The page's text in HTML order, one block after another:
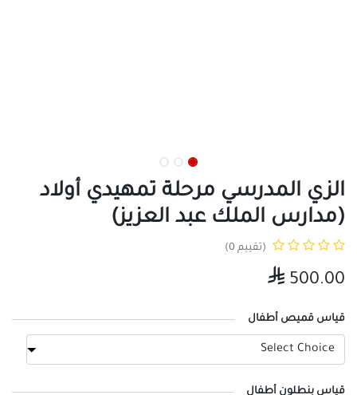
الزي المدرسي مرحلة تمهيدي أولاد
(مدارس الملك عبد العزيز)
(تقييم 0)
500.00
قياس قميص أطفال
قياس بنطلون أطفال